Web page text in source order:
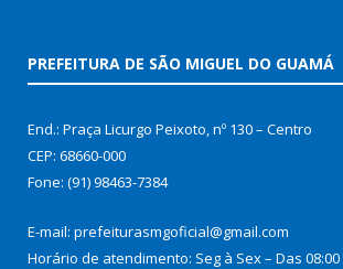
PREFEITURA DE SÃO MIGUEL DO GUAMÁ
End.: Praça Licurgo Peixoto, nº 130 – Centro
CEP: 68660-000
Fone: (91) 98463-7384
E-mail: prefeiturasmgoficial@gmail.com
Horário de atendimento: Seg à Sex – Das 08:00